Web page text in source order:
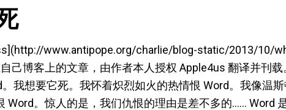
www.antipope.org/charlie/blog-static/2013/10/
己博客上的文章，由作者本人授权 Apple4us 翻译并刊载
我想要它死。我怀着炽烈如火的热情恨 Word。我像温斯
Word。惊人的是，我们仇恨的理由是差不多的…… Word